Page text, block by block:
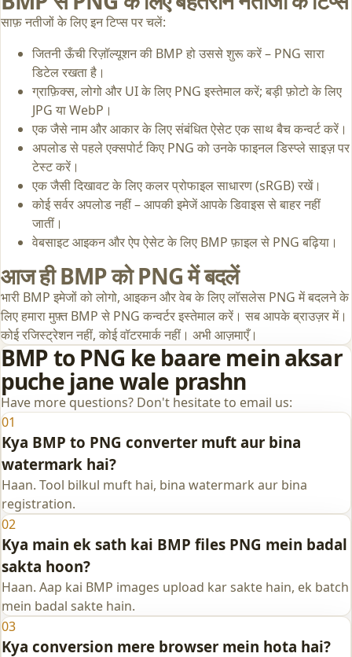
साफ़ नतीजों के लिए इन टिप्स पर चलें:
जितनी ऊँची रिज़ॉल्यूशन की BMP हो उससे शुरू करें – PNG सारा
डिटेल रखता है।
ग्राफ़िक्स, लोगो और UI के लिए PNG इस्तेमाल करें; बड़ी फ़ोटो के लिए
JPG या WebP।
एक जैसे नाम और आकार के लिए संबंधित ऐसेट एक साथ बैच कन्वर्ट करें।
अपलोड से पहले एक्सपोर्ट किए PNG को उनके फाइनल डिस्प्ले साइज़ पर
टेस्ट करें।
एक जैसी दिखावट के लिए कलर प्रोफाइल साधारण (sRGB) रखें।
कोई सर्वर अपलोड नहीं – आपकी इमेजें आपके डिवाइस से बाहर नहीं
जातीं।
वेबसाइट आइकन और ऐप ऐसेट के लिए BMP फ़ाइल से PNG बढ़िया।
आज ही BMP को PNG में बदलें
भारी BMP इमेजों को लोगो, आइकन और वेब के लिए लॉसलेस PNG में बदलने के
लिए हमारा मुफ़्त BMP से PNG कन्वर्टर इस्तेमाल करें। सब आपके ब्राउज़र में।
कोई रजिस्ट्रेशन नहीं, कोई वॉटरमार्क नहीं। अभी आज़माएँ।
BMP to PNG ke baare mein aksar
puche jane wale prashn
Have more questions? Don't hesitate to email us:
01
Kya BMP to PNG converter muft aur bina
watermark hai?
Haan. Tool bilkul muft hai, bina watermark aur bina
registration.
02
Kya main ek sath kai BMP files PNG mein badal
sakta hoon?
Haan. Aap kai BMP images upload kar sakte hain, ek batch
mein badal sakte hain.
03
Kya conversion mere browser mein hota hai?